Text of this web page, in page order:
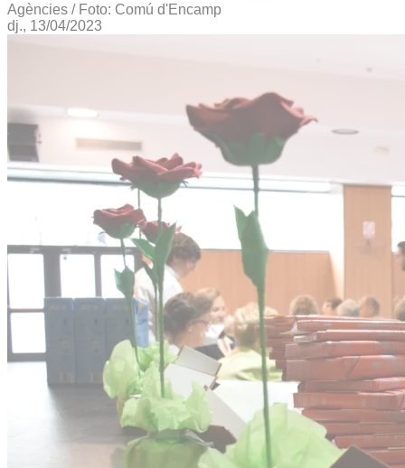
Agències / Foto: Comú d'Encamp
dj., 13/04/2023